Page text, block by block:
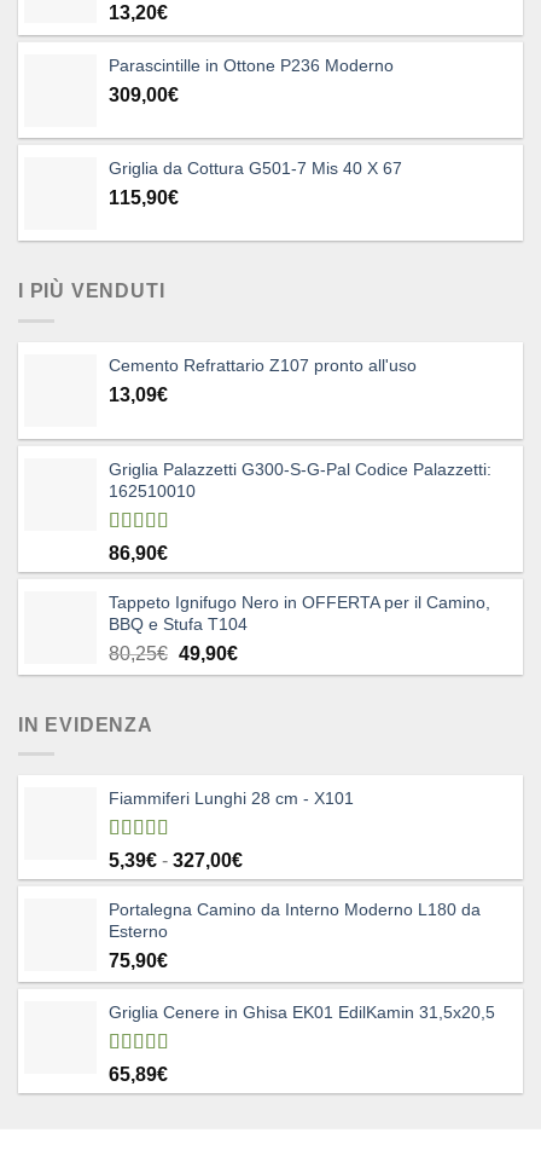
13,20€
Parascintille in Ottone P236 Moderno
309,00€
Griglia da Cottura G501-7 Mis 40 X 67
115,90€
I PIÙ VENDUTI
Cemento Refrattario Z107 pronto all'uso
13,09€
Griglia Palazzetti G300-S-G-Pal Codice Palazzetti:
162510010
Valutato
5.00su 5
86,90€
Tappeto Ignifugo Nero in OFFERTA per il Camino,
BBQ e Stufa T104
80,25€ Il
prezzo
49,90€Il
prezzo
IN EVIDENZA
Fiammiferi Lunghi 28 cm - X101
Valutato
5.00su 5
5,39€ - 327,00€Fascia
di
prezzo:
a
327,00€
Portalegna Camino da Interno Moderno L180 da
Esterno
75,90€
Griglia Cenere in Ghisa EK01 EdilKamin 31,5x20,5
Valutato
4.83su 5
65,89€